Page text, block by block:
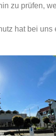
zu prüfen,
hat bei uns